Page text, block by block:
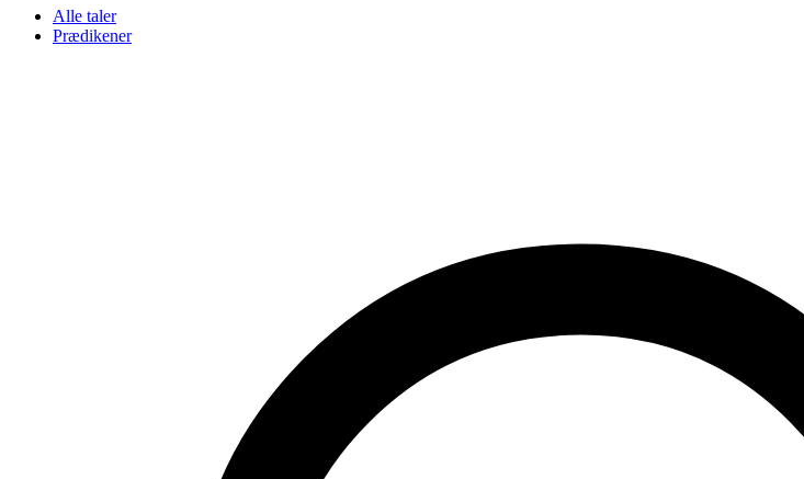
Alle taler
Prædikener